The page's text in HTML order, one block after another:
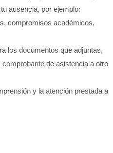
ausencia, por ejemplo:
compromisos académicos,
los documentos que adjuntas,
de asistencia a otro
y la atención prestada a